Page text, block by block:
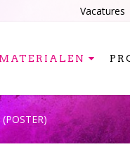
Vacatures
MATERIALEN